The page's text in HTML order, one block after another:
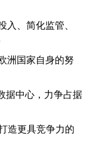
、简化监管、
洲国家自身的努
据中心，力争占据
造更具竞争力的